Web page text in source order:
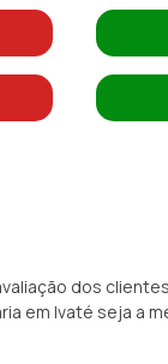
dos
em Ivaté seja a